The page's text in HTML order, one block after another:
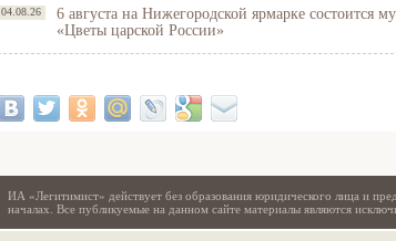
04.08.26
6 августа на Нижегородской ярмарке состоится
«Цветы царской России»
ИА «Легитимист» действует без образования юридического лица и
началах. Все публикуемые на данном сайте материалы являются